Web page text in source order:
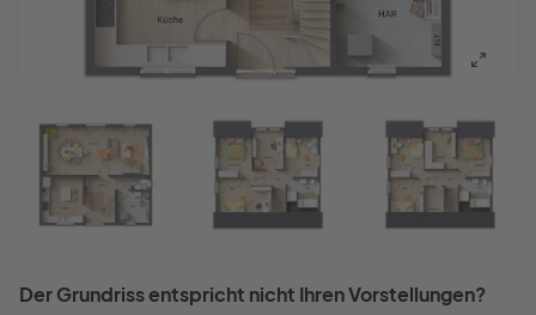
Der Grundriss entspricht nicht Ihren Vorstellungen?